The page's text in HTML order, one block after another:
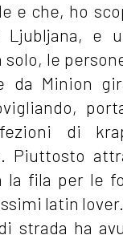
e che, ho
Ljubljana, e
solo, le
da Minion
di
Piuttosto
la fila per le
latin lover.
strada ha